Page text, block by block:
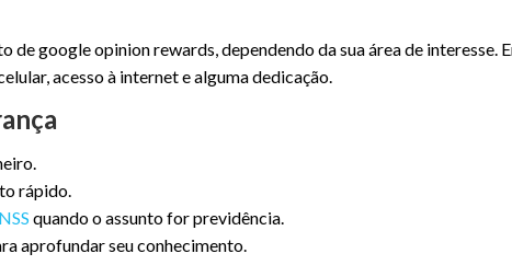
google opinion rewards, dependendo da sua área de interesse.
acesso à internet e alguma dedicação.
rápido.
quando o assunto for previdência.
aprofundar seu conhecimento.